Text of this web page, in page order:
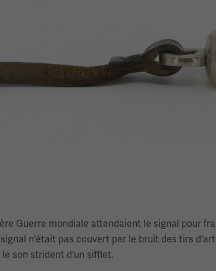
Guerre mondiale attendaient le signal pour
n'était pas couvert par le bruit des tirs
son strident d'un sifflet.